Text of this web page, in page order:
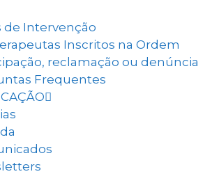
de Intervenção
Inscritos na Ordem
reclamação ou denúncia
Frequentes